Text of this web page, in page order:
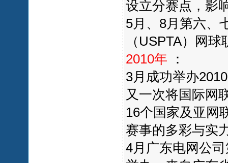
设立分赛点，影
5月、8月第六、
（USPTA）网
2010年
：
3月成功举办
又一次将国际网
16个国家及亚网
赛事的多彩与实
4月广东电网公